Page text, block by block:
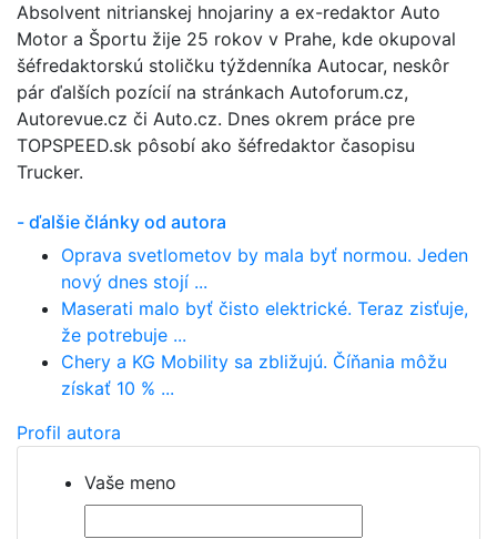
Absolvent nitrianskej hnojariny a ex-redaktor Auto
Motor a Športu žije 25 rokov v Prahe, kde okupoval
šéfredaktorskú stoličku týždenníka Autocar, neskôr
pár ďalších pozícií na stránkach Autoforum.cz,
Autorevue.cz či Auto.cz. Dnes okrem práce pre
TOPSPEED.sk pôsobí ako šéfredaktor časopisu
Trucker.
- ďalšie články od autora
Oprava svetlometov by mala byť normou. Jeden
nový dnes stojí ...
Maserati malo byť čisto elektrické. Teraz zisťuje,
že potrebuje ...
Chery a KG Mobility sa zbližujú. Číňania môžu
získať 10 % ...
Profil autora
Vaše meno